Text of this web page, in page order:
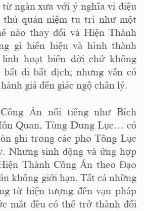
ngàn xưa với ý nghĩa vi diệu
thủ quán niệm tu trì như một
nào thay đổi và Hiện Thành
gì hiển hiện và hình thành
hoạt biến dời chứ không
bất di bất dịch; nhưng vẫn có
giả đến giác ngộ chân lý.
Án nổi tiếng như Bích
Quan, Tùng Dung Lục… có
ghi trong các pho Tông Lục
Nhưng sinh động và ứng hợp
Thành Công Án theo Đạo
không giới hạn. Tất cả những
từ hiện tượng đến vạn pháp
mắt đều có thể trở thành đối